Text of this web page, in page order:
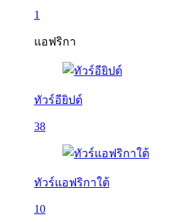
1
แอฟริกา
ทัวร์อียิปต์
38
ทัวร์แอฟริกาใต้
10